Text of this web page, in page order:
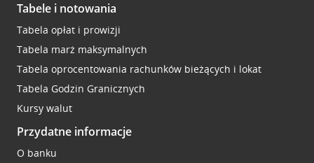
Tabele i notowania
Tabela opłat i prowizji
Tabela marż maksymalnych
Tabela oprocentowania rachunków bieżących i lokat
Tabela Godzin Granicznych
Kursy walut
Przydatne informacje
O banku